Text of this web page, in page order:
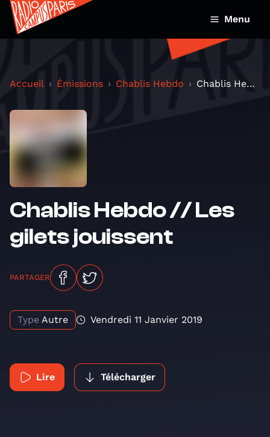
Menu
Accueil Émissions Chablis Hebdo Chablis Hebdo // Les gilets jouissent
Chablis Hebdo // Les
gilets jouissent
PARTAGER
Type Autre Vendredi 11 Janvier 2019
Lire Télécharger